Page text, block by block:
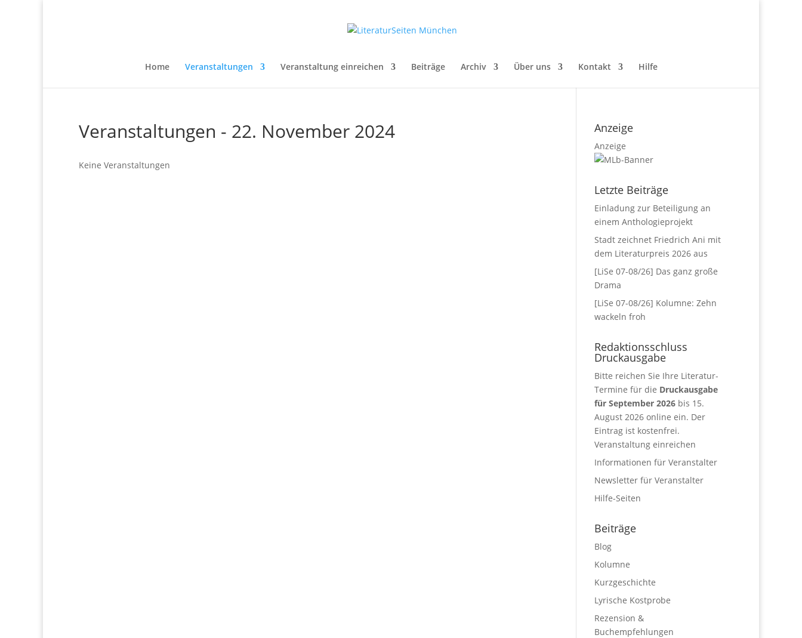
Home Veranstaltungen Veranstaltung einreichen Beiträge Archiv Über uns Kontakt Hilfe
Veranstaltungen - 22. November 2024
Keine Veranstaltungen
Anzeige
Anzeige
Letzte Beiträge
Einladung zur Beteiligung an
einem Anthologieprojekt
Stadt zeichnet Friedrich Ani mit
dem Literaturpreis 2026 aus
[LiSe 07-08/26] Das ganz große
Drama
[LiSe 07-08/26] Kolumne: Zehn
wackeln froh
Redaktionsschluss
Druckausgabe
Bitte reichen Sie Ihre Literatur-
Termine für die Druckausgabe
für September 2026 bis 15.
August 2026 online ein. Der
Eintrag ist kostenfrei.
Veranstaltung einreichen
Informationen für Veranstalter
Newsletter für Veranstalter
Hilfe-Seiten
Beiträge
Blog
Kolumne
Kurzgeschichte
Lyrische Kostprobe
Rezension &
Buchempfehlungen